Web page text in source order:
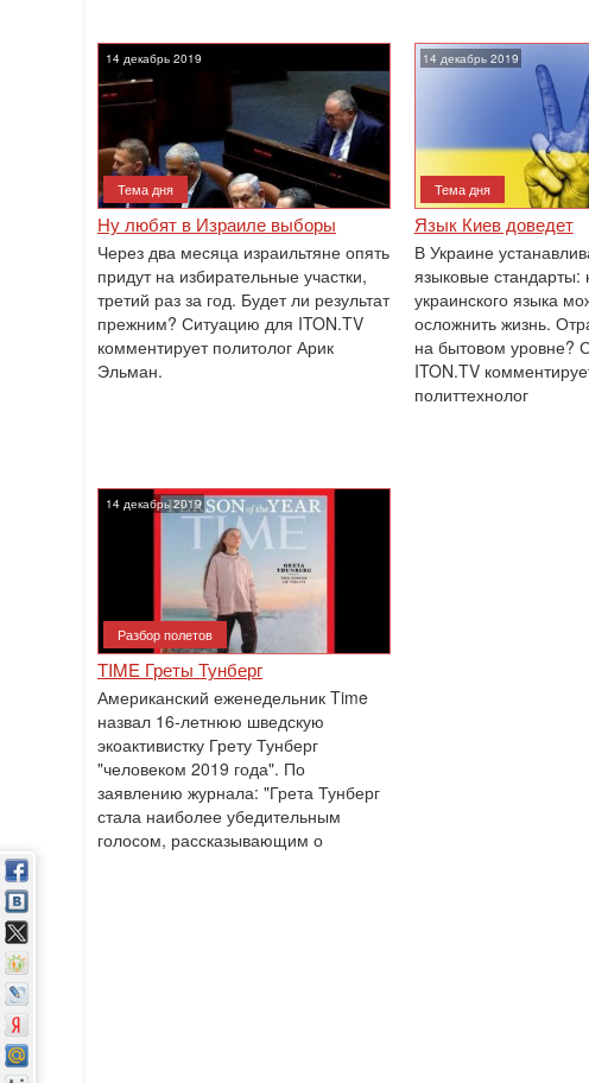
14 декабрь 2019
Тема дня
Ну любят в Израиле выборы
Через два месяца израильтяне опять
придут на избирательные участки,
третий раз за год. Будет ли результат
прежним? Ситуацию для ITON.TV
комментирует политолог Арик
Эльман.
14 декабрь 2019
Тема дня
Язык Киев доведет
В Украине
языковые стандарты:
украинского языка
осложнить жизнь.
на бытовом уровне?
ITON.TV
политтехнолог
14 декабрь 2019
Разбор полетов
TIME Греты Тунберг
Американский еженедельник Time
назвал 16-летнюю шведскую
экоактивистку Грету Тунберг
"человеком 2019 года". По
заявлению журнала: "Грета Тунберг
стала наиболее убедительным
голосом, рассказывающим о